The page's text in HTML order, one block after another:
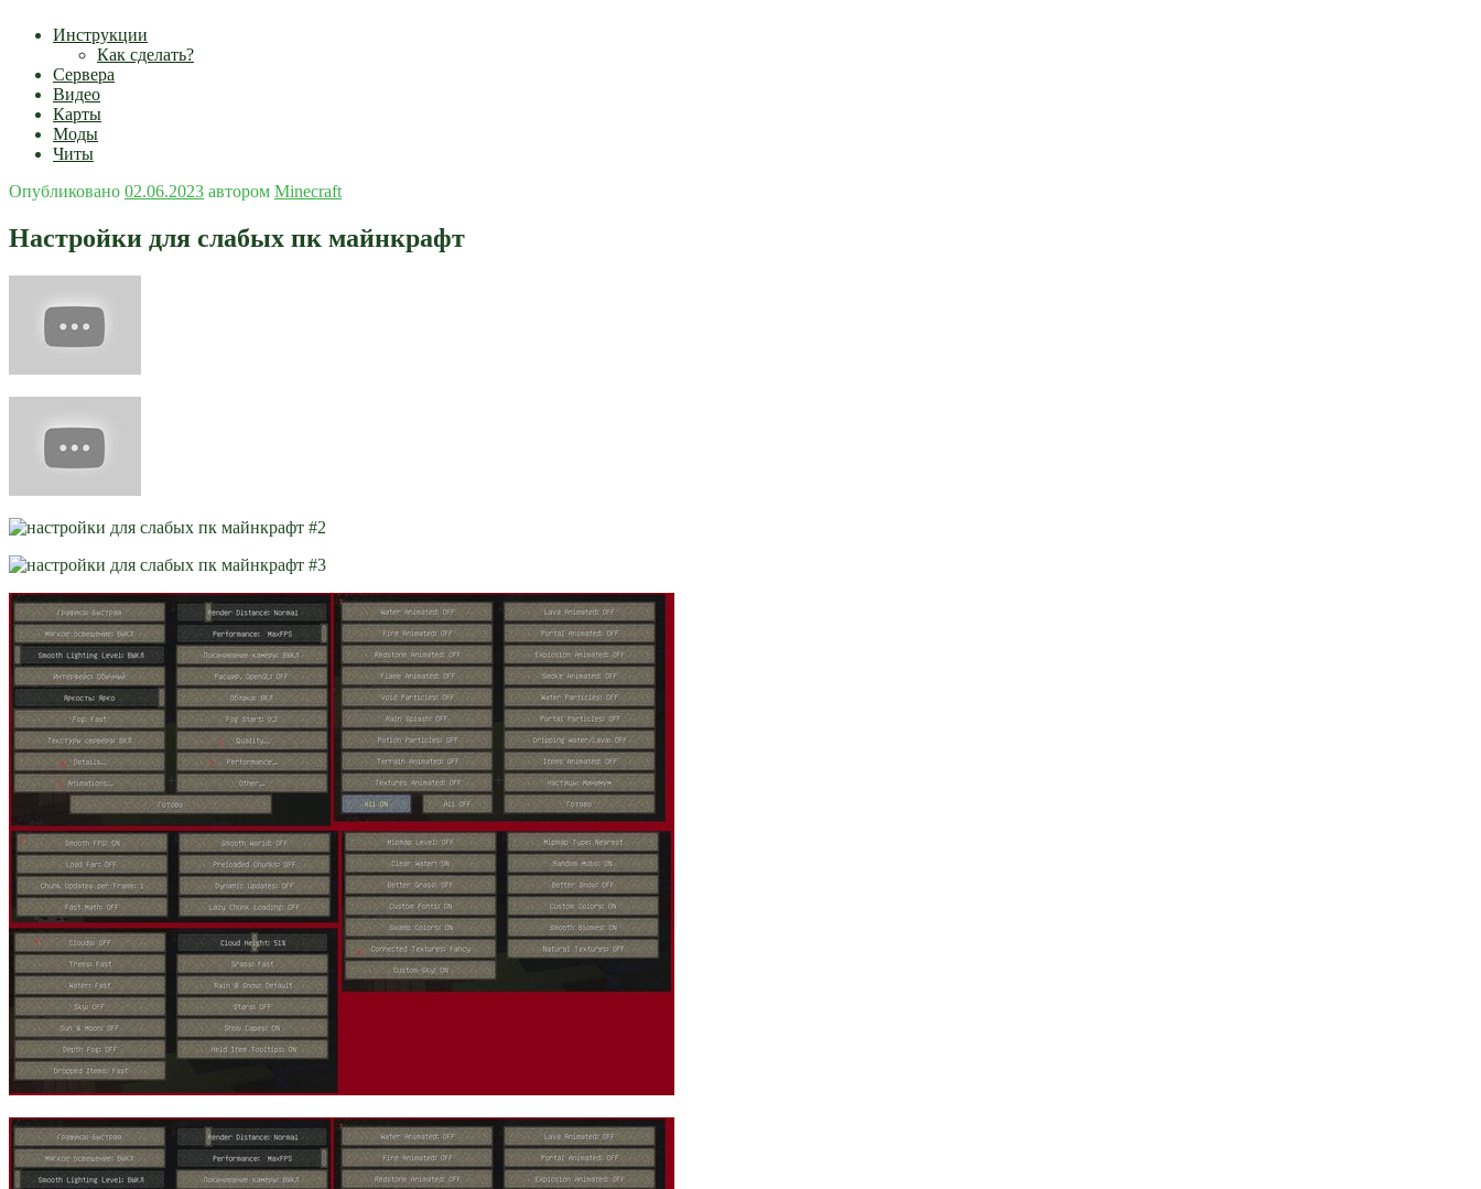
Инструкции
Как сделать?
Сервера
Видео
Карты
Моды
Читы
Опубликовано 02.06.2023 автором Minecraft
Настройки для слабых пк майнкрафт